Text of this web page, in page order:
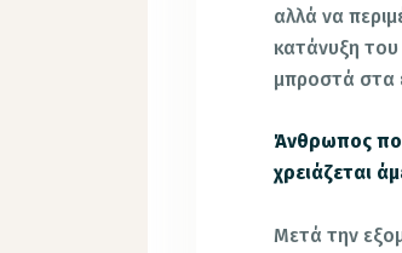
αλλά να
κατάνυξη
μπροστά στα
Άνθρωπος
χρειάζεται
Μετά την